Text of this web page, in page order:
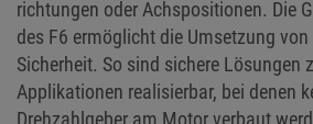
richtungen oder Achspositionen. Die
des F6 ermöglicht die Umsetzung von
Sicherheit. So sind sichere Lösungen
Applikationen realisierbar, bei denen
Drehzahlgeber am Motor verbaut